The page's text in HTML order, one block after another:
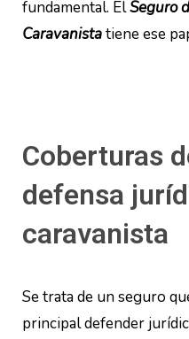
fundamental. ElSeguro
Caravanistatiene ese
Coberturas
defensa
caravanista
Se trata de un seguro
principal defender